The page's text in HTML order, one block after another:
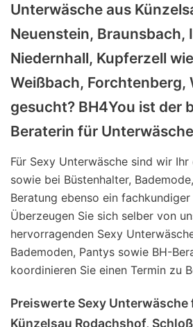
Unterwäsche aus
Neuenstein, Braunsbach,
Niedernhall, Kupferzell
Weißbach, Forchtenberg,
gesucht? BH4You ist der
Beraterin für
Für Sexy Unterwäsche sind wir
sowie bei Büstenhalter,
Beratung ebenso ein
Überzeugen Sie sich selber von
hervorragenden Sexy
Bademoden, Pantys sowie BH-
koordinieren Sie einen Termin zu
Preiswerte Sexy Unterwäsche
Künzelsau Rodachshof,